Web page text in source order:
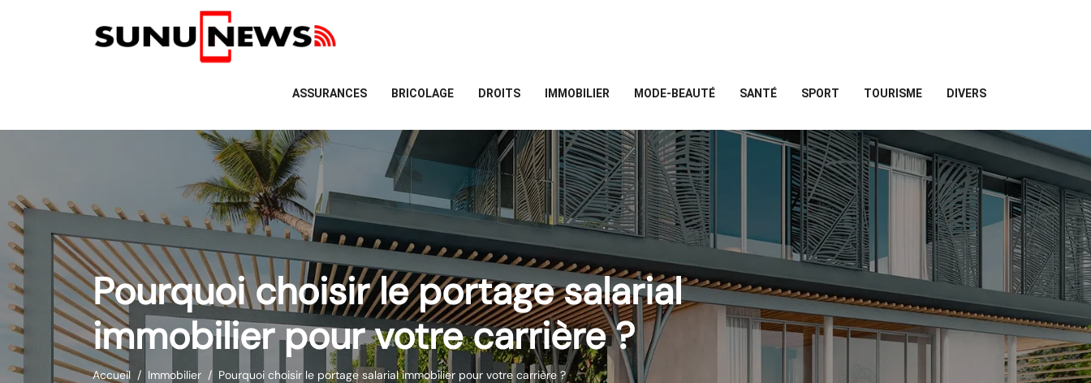
ASSURANCES BRICOLAGE DROITS IMMOBILIER MODE-BEAUTÉ SANTÉ SPORT TOURISME DIVERS
Pourquoi choisir le portage salarial
immobilier pour votre carrière ?
Accueil Immobilier Pourquoi choisir le portage salarial immobilier pour votre carrière ?